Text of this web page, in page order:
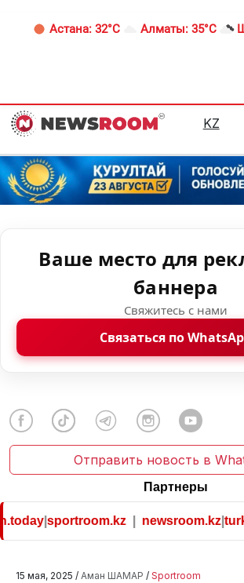
Астана: 32°C Алматы: 35°C
KZ
Ваше место для
баннера
Свяжитесь с нами
Связаться по
Отправить новость в
Партнеры
|sportroom.kz| newsroom.kz|
15 мая, 2025 / Аман ШАМАР / Sportroom